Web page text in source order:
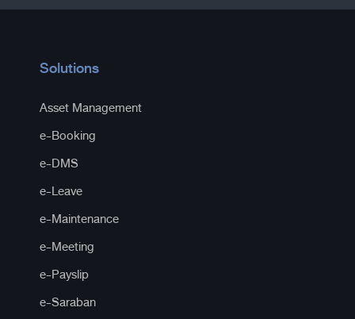
Solutions
Asset Management
e-Booking
e-DMS
e-Leave
e-Maintenance
e-Meeting
e-Payslip
e-Saraban